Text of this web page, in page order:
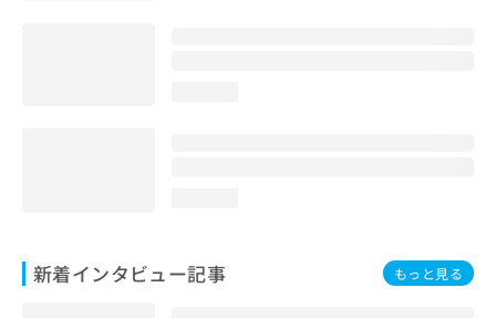
新着インタビュー記事 もっと見る